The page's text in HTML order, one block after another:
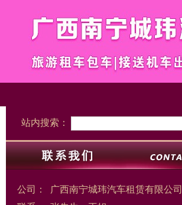
站内搜索：
公司：
广西南宁城玮汽车租赁有限公司